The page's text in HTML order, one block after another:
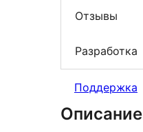
Отзывы
Разработка
Поддержка
Описание